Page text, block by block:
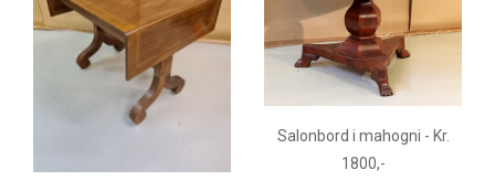
Salonbord i mahogni - Kr.
1800,-